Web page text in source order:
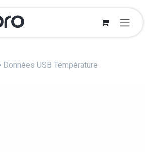
USB Température